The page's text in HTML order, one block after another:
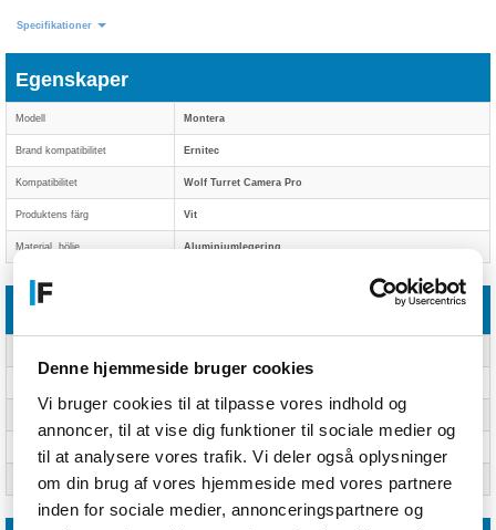
Denne hjemmeside bruger cookies
Vi bruger cookies til at tilpasse vores indhold og
annoncer, til at vise dig funktioner til sociale medier og
til at analysere vores trafik. Vi deler også oplysninger
om din brug af vores hjemmeside med vores partnere
inden for sociale medier, annonceringspartnere og
Specifikationer
Egenskaper
Modell Montera
Brand kompatibilitet Ernitec
Kompatibilitet Wolf Turret Camera Pro
Produktens färg Vit
Material, hölje Aluminiumlegering
Vikt & dimension
560 g